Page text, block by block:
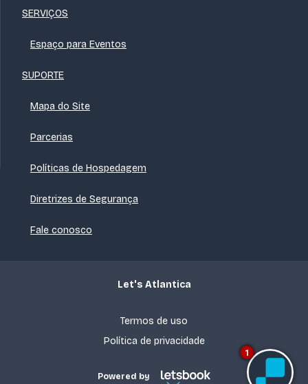
SERVIÇOS
Espaço para Eventos
SUPORTE
Mapa do Site
Parcerias
Políticas de Hospedagem
Diretrizes de Segurança
Fale conosco
Let's Atlantica
Termos de uso
Política de privacidade
Powered by
1